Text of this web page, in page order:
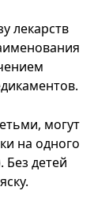
лекарств
могут
на одного
детей